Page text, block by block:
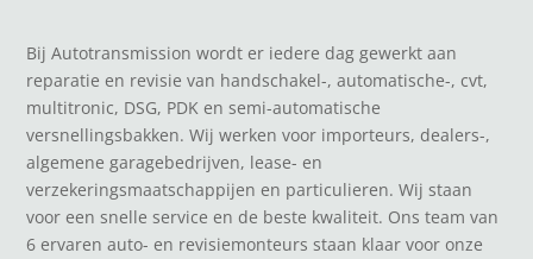
Bij Autotransmission wordt er iedere dag gewerkt aan
reparatie en revisie van handschakel-, automatische-, cvt,
multitronic, DSG, PDK en semi-automatische
versnellingsbakken. Wij werken voor importeurs, dealers-,
algemene garagebedrijven, lease- en
verzekeringsmaatschappijen en particulieren. Wij staan
voor een snelle service en de beste kwaliteit. Ons team van
6 ervaren auto- en revisiemonteurs staan klaar voor onze